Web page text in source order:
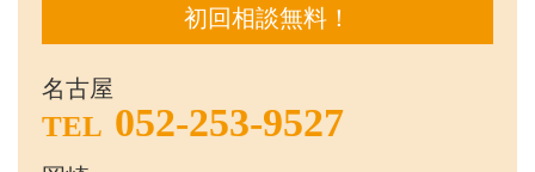
初回相談無料！
名古屋
TEL 052-253-9527